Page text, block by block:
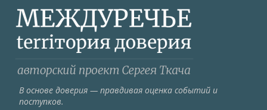
В основе доверия — правдивая оценка событий и
поступков.